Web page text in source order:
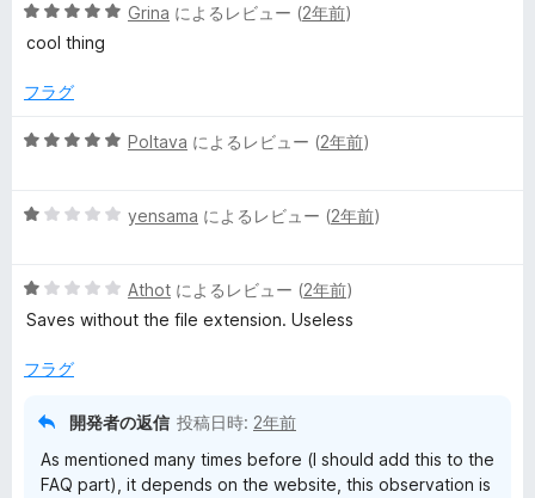
価
中
5
評
5
段
中
の
Grina によるレビュー (2年前)
cool thing
フラグ
5
中
評
価
Poltava によるレビュー (2年前)
5
中
1
評
yensama によるレビュー (2年前)
5
段
中
Athot によるレビュー (2年前)
Saves without the file extension. Useless
フラグ
開発者の返信 投稿日時: 2年前
As mentioned many times before (I should add this to the
FAQ part), it depends on the website, this observation is